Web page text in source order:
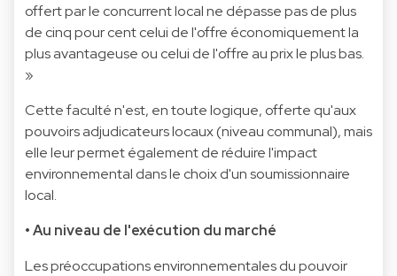
offert par le concurrent local ne dépasse pas de plus
de cinq pour cent celui de l'offre économiquement la
plus avantageuse ou celui de l'offre au prix le plus bas.
»
Cette faculté n'est, en toute logique, offerte qu'aux
pouvoirs adjudicateurs locaux (niveau communal), mais
elle leur permet également de réduire l'impact
environnemental dans le choix d'un soumissionnaire
local.
• Au niveau de l'exécution du marché
Les préoccupations environnementales du pouvoir